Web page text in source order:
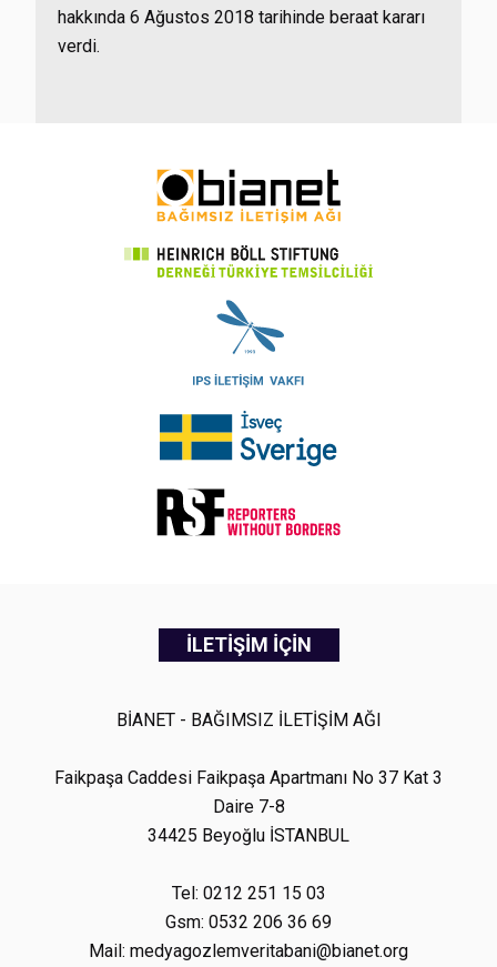
hakkında 6 Ağustos 2018 tarihinde beraat kararı
verdi.
İLETİŞİM İÇİN
BİANET - BAĞIMSIZ İLETİŞİM AĞI
Faikpaşa Caddesi Faikpaşa Apartmanı No 37 Kat 3
Daire 7-8
34425 Beyoğlu İSTANBUL
Tel: 0212 251 15 03
Gsm: 0532 206 36 69
Mail: medyagozlemveritabani@bianet.org